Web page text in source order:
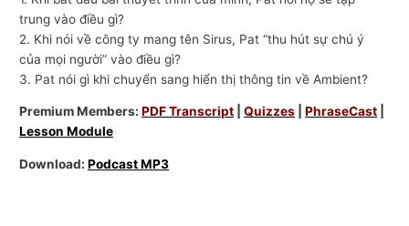
trung vào điều gì?
2. Khi nói về công ty mang tên Sirus, Pat “thu hút sự chú ý
của mọi người” vào điều gì?
3. Pat nói gì khi chuyển sang hiển thị thông tin về Ambient?
Premium Members:PDF Transcript |Quizzes |PhraseCast
Lesson Module
Download:Podcast MP3